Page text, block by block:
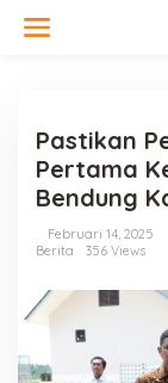
Pastikan
Pertama
Bendung
Februari 14, 2025
Berita
356 Views